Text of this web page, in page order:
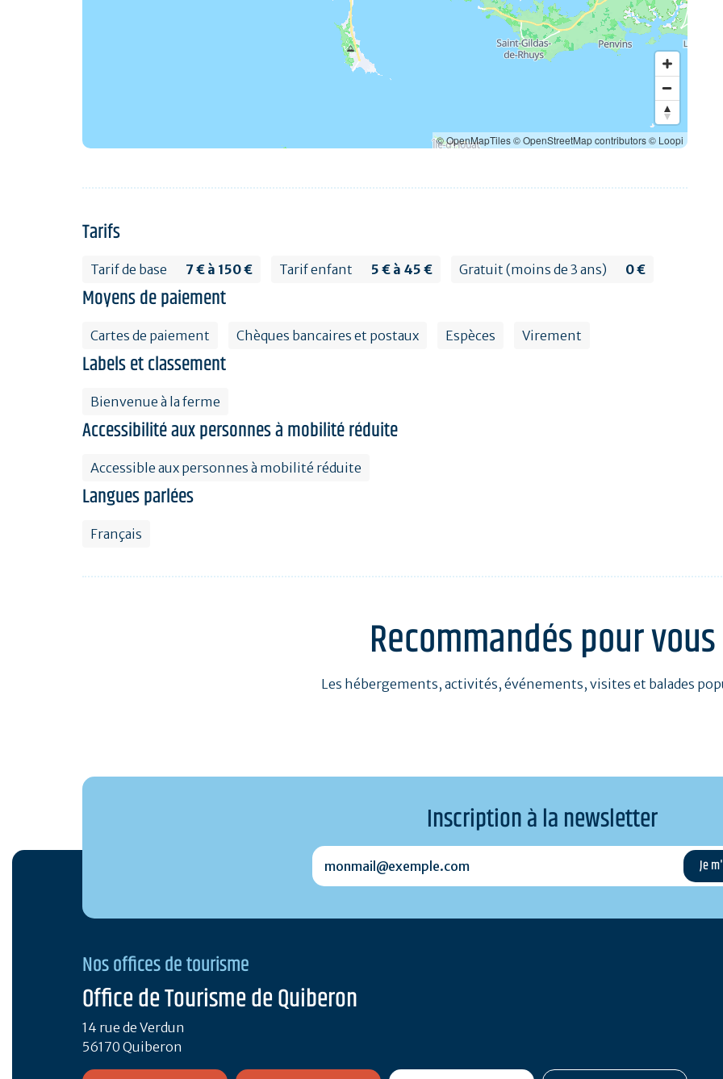
© OpenMapTiles© OpenStreetMap contributors© Loopi
Tarifs
Tarif de base 7 € à 150 € Tarif enfant 5 € à 45 € Gratuit (moins de 3 ans) 0 €
Moyens de paiement
Cartes de paiement Chèques bancaires et postaux Espèces Virement
Labels et classement
Bienvenue à la ferme
Accessibilité aux personnes à mobilité réduite
Accessible aux personnes à mobilité réduite
Langues parlées
Français
Recommandés pour vous
Les hébergements, activités, événements, visites et balades
Inscription à la newsletter
monmail@exemple.com
Nos offices de tourisme
Office de Tourisme de Quiberon
14 rue de Verdun
56170 Quiberon